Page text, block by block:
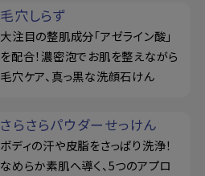
毛穴しらず
大注目の整肌成分「アゼライン酸」
を配合！濃密泡でお肌を整えながら
毛穴ケア、真っ黒な洗顔石けん
さらさらパウダーせっけん
ボディの汗や皮脂をさっぱり洗浄！
なめらか素肌へ導く、5つのアプロ